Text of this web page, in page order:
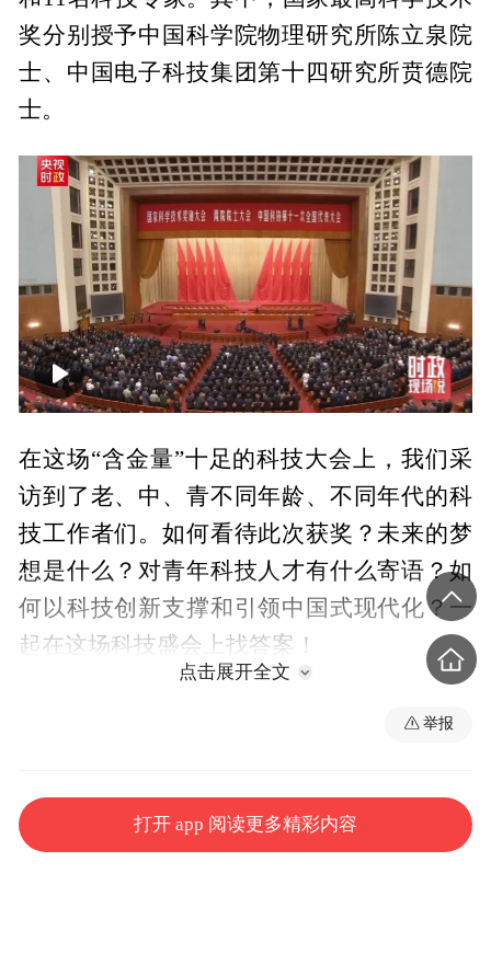
奖分别授予中国科学院物理研究所陈立泉院
士、中国电子科技集团第十四研究所贲德院
士。
00:00 04:14
在这场“含金量”十足的科技大会上，我们采
访到了老、中、青不同年龄、不同年代的科
技工作者们。如何看待此次获奖？未来的梦
想是什么？对青年科技人才有什么寄语？如
何以科技创新支撑和引领中国式现代化？一
起在这场科技盛会上找答案！
策划丨史伟 王鹏飞 彭汉明
点击展开全文
举报
打开 app 阅读更多精彩内容